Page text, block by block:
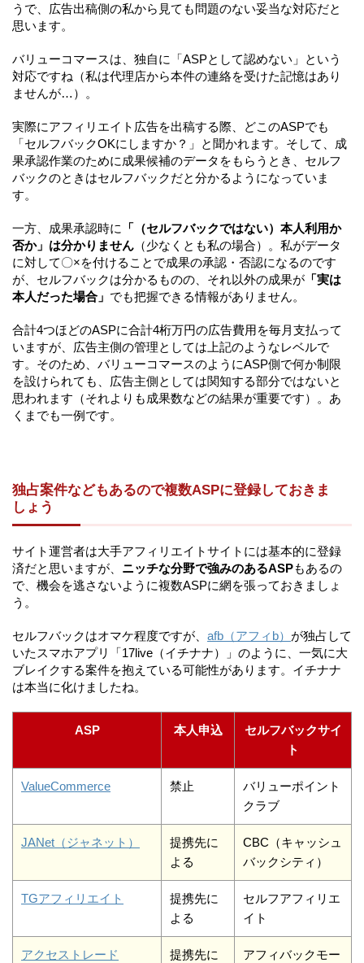
うで、広告出稿側の私から見ても問題のない妥当な対応だと
思います。
バリューコマースは、独自に「ASPとして認めない」という
対応ですね（私は代理店から本件の連絡を受けた記憶はあり
ませんが…）。
実際にアフィリエイト広告を出稿する際、どこのASPでも
「セルフバックOKにしますか？」と聞かれます。そして、成
果承認作業のために成果候補のデータをもらうとき、セルフ
バックのときはセルフバックだと分かるようになっていま
す。
一方、成果承認時に
「（セルフバックではない）本人利用か
否か」は分かりません （少なくとも私の場合）。私がデータ
に対して〇×を付けることで成果の承認・否認になるのです
が、セルフバックは分かるものの、それ以外の成果が 「実は
本人だった場合」 でも把握できる情報がありません。
合計4つほどのASPに合計4桁万円の広告費用を毎月支払って
いますが、広告主側の管理としては上記のようなレベルで
す。そのため、バリューコマースのようにASP側で何か制限
を設けられても、広告主側としては関知する部分ではないと
思われます（それよりも成果数などの結果が重要です）。あ
くまでも一例です。
独占案件などもあるので複数ASPに登録しておきま
しょう
サイト運営者は大手アフィリエイトサイトには基本的に登録
済だと思いますが、 ニッチな分野で強みのあるASPもあるの
で、機会を逃さないように複数ASPに網を張っておきましょ
う。
セルフバックはオマケ程度ですが、 afb（アフィb） が独占して
いたスマホアプリ「17live（イチナナ）」のように、一気に大
ブレイクする案件を抱えている可能性があります。イチナナ
は本当に化けましたね。
ASP 本人申込
セルフバックサイ
ト
ValueCommerce 禁止
バリューポイント
クラブ
JANet（ジャネット）
提携先に
よる
CBC（キャッシュ
バックシティ）
TGアフィリエイト
提携先に
よる
セルフアフィリエ
イト
アクセストレード
提携先に
アフィバックモー